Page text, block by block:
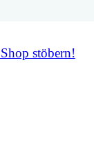
stöbern!